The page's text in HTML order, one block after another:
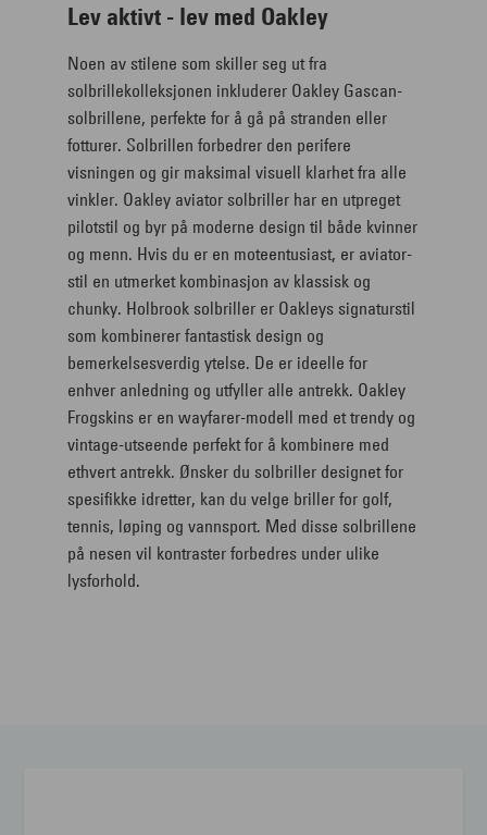
Lev aktivt - lev med Oakley
Noen av stilene som skiller seg ut fra
solbrillekolleksjonen inkluderer Oakley Gascan-
solbrillene, perfekte for å gå på stranden eller
fotturer. Solbrillen forbedrer den perifere
visningen og gir maksimal visuell klarhet fra alle
vinkler. Oakley aviator solbriller har en utpreget
pilotstil og byr på moderne design til både kvinner
og menn. Hvis du er en moteentusiast, er aviator-
stil en utmerket kombinasjon av klassisk og
chunky. Holbrook solbriller er Oakleys signaturstil
som kombinerer fantastisk design og
bemerkelsesverdig ytelse. De er ideelle for
enhver anledning og utfyller alle antrekk. Oakley
Frogskins er en wayfarer-modell med et trendy og
vintage-utseende perfekt for å kombinere med
ethvert antrekk. Ønsker du solbriller designet for
spesifikke idretter, kan du velge briller for golf,
tennis, løping og vannsport. Med disse solbrillene
på nesen vil kontraster forbedres under ulike
lysforhold.